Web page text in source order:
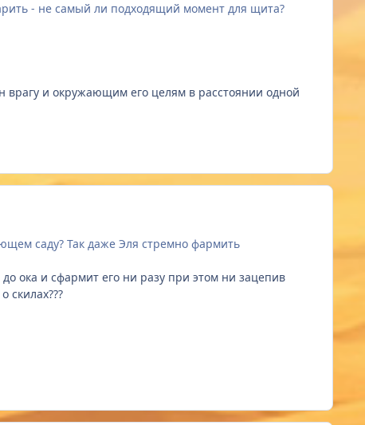
- не самый ли подходящий момент для щита?
и окружающим его целям в расстоянии одной
саду? Так даже Эля стремно фармить
до ока и сфармит его ни разу при этом ни зацепив
скилах???